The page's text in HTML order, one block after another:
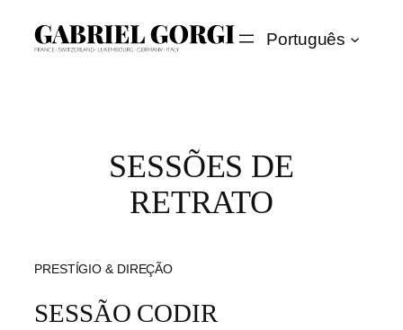
para
Português
SESSÕES DE
RETRATO
PRESTÍGIO & DIREÇÃO
SESSÃO CODIR